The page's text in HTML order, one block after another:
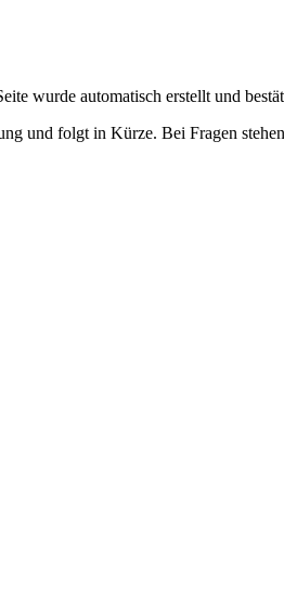
wurde automatisch erstellt und
und folgt in Kürze. Bei Fragen